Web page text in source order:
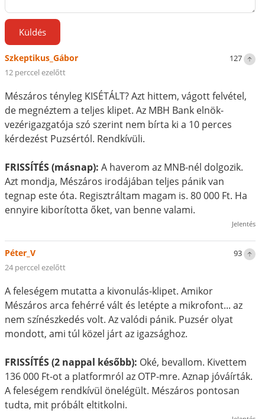
Küldés
127
Szkeptikus_Gábor
12 perccel ezelőtt
Mészáros tényleg KISÉTÁLT? Azt hittem, vágott felvétel,
de megnéztem a teljes klipet. Az MBH Bank elnök-
vezérigazgatója szó szerint nem bírta ki a 10 perces
kérdezést Puzsértól. Rendkívüli.
FRISSÍTÉS (másnap): A haverom az MNB-nél dolgozik.
Azt mondja, Mészáros irodájában teljes pánik van
tegnap este óta. Regisztráltam magam is. 80 000 Ft. Ha
ennyire kiborította őket, van benne valami.
Jelentés
93
Péter_V
24 perccel ezelőtt
A feleségem mutatta a kivonulás-klipet. Amikor
Mészáros arca fehérré vált és letépte a mikrofont... az
nem színészkedés volt. Az valódi pánik. Puzsér olyat
mondott, ami túl közel járt az igazsághoz.
FRISSÍTÉS (2 nappal később): Oké, bevallom. Kivettem
136 000 Ft-ot a platformról az OTP-mre. Aznap jóváírták.
A feleségem rendkívül önelégült. Mészáros pontosan
tudta, mit próbált eltitkolni.